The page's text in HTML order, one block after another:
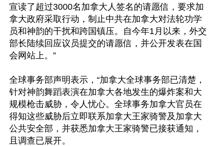
宣读了超过3000名加拿大人签名的请愿信，要求加
拿大政府采取行动，制止中共在加拿大对法轮功学
员和神韵的干扰和跨国镇压。自今年1月以来，外交
部长陆续回应议员提交的请愿信，并公开发表在国
会网站上。”
全球事务部声明表示，“加拿大全球事务部已清楚，
针对神韵舞蹈表演在加拿大各地发生的爆炸案和大
规模枪击威胁，令人忧心。全球事务加拿大官员在
得知这些威胁后立即联系加拿大王家骑警及加拿大
公共安全部，并获悉加拿大王家骑警已接获通知，
且调查已展开。